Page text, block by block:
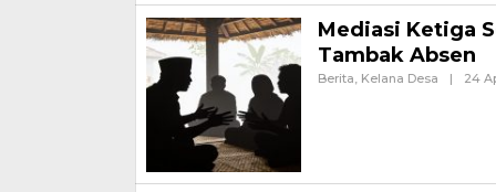
Mediasi Ketiga
Tambak Absen
Berita, Kelana Desa | 24